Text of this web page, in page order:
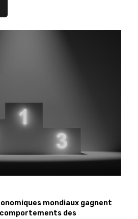
mondiaux gagnent
des